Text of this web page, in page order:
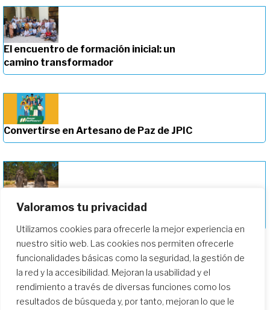
Valoramos tu privacidad
Utilizamos cookies para ofrecerle la mejor experiencia en
nuestro sitio web. Las cookies nos permiten ofrecerle
funcionalidades básicas como la seguridad, la gestión de
la red y la accesibilidad. Mejoran la usabilidad y el
rendimiento a través de diversas funciones como los
resultados de búsqueda y, por tanto, mejoran lo que le
El encuentro de formación inicial: un
camino transformador
Convertirse en Artesano de Paz de JPIC
Profundizando en nuestro camino de